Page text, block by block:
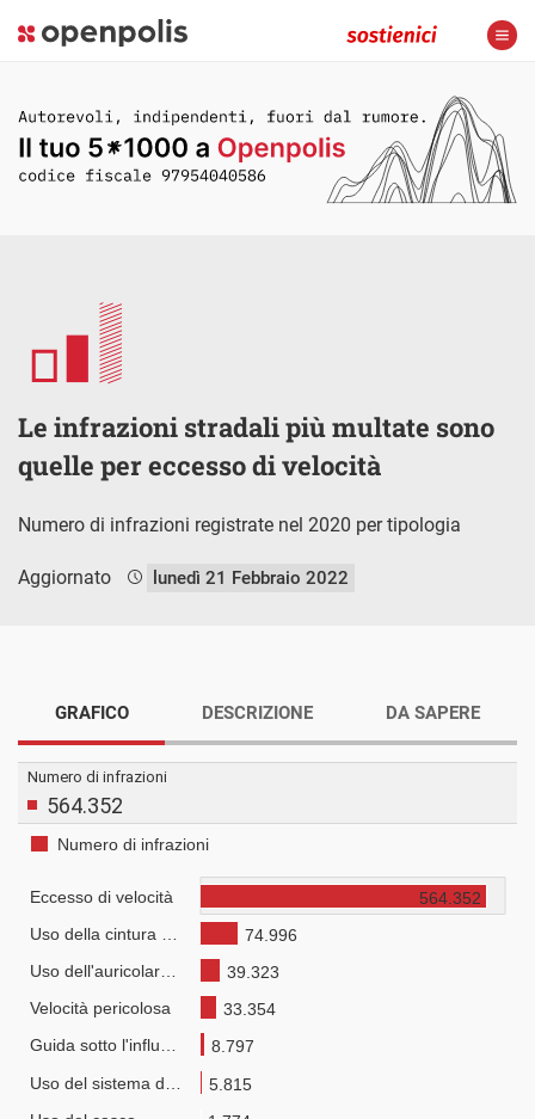
Le infrazioni stradali più multate sono
quelle per eccesso di velocità
Numero di infrazioni registrate nel 2020 per tipologia
Aggiornato lunedì 21 Febbraio 2022
GRAFICO DESCRIZIONE DA SAPERE